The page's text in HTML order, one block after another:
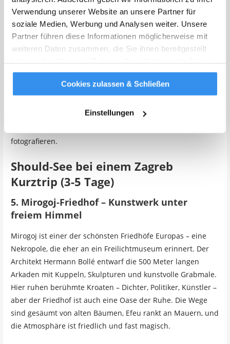
Verwendung unserer Website an unsere Partner für
soziale Medien, Werbung und Analysen weiter. Unsere
Partner führen diese Informationen möglicherweise mit
weiteren Daten zusammen, die Sie ihnen bereitgestellt
gesammelt haben.Weitere Infos
Cookies zulassen & Schließen
Einstellungen
daher sind Teile möglicherweise noch eingerüstet oder mit
eingeschränktem Zugang. Trotzdem ist ein Besuch
lohnenswert – die schiere Größe und die kunstvollen Details
beeindrucken.
Kostenlos
Der beste Blick auf die Kathedrale ist vom
fotografieren.
Should-See bei einem Zagreb
Kurztrip (3-5 Tage)
5. Mirogoj-Friedhof – Kunstwerk unter
freiem Himmel
Mirogoj ist einer der schönsten Friedhöfe Europas – eine
Nekropole, die eher an ein Freilichtmuseum erinnert. Der
Architekt Hermann Bollé entwarf die 500 Meter langen
Arkaden mit Kuppeln, Skulpturen und kunstvolle Grabmale.
Hier ruhen berühmte Kroaten – Dichter, Politiker, Künstler –
aber der Friedhof ist auch eine Oase der Ruhe. Die Wege
sind gesäumt von alten Bäumen, Efeu rankt an Mauern, und
die Atmosphäre ist friedlich und fast magisch.